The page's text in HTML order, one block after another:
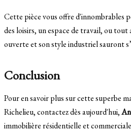
Cette pièce vous offre d'innombrables
des loisirs, un espace de travail, ou
ouverte et son style industriel sauront
Conclusion
Pour en savoir plus sur cette superbe
Richelieu, contactez dès aujourd'hui,
immobilière résidentielle et